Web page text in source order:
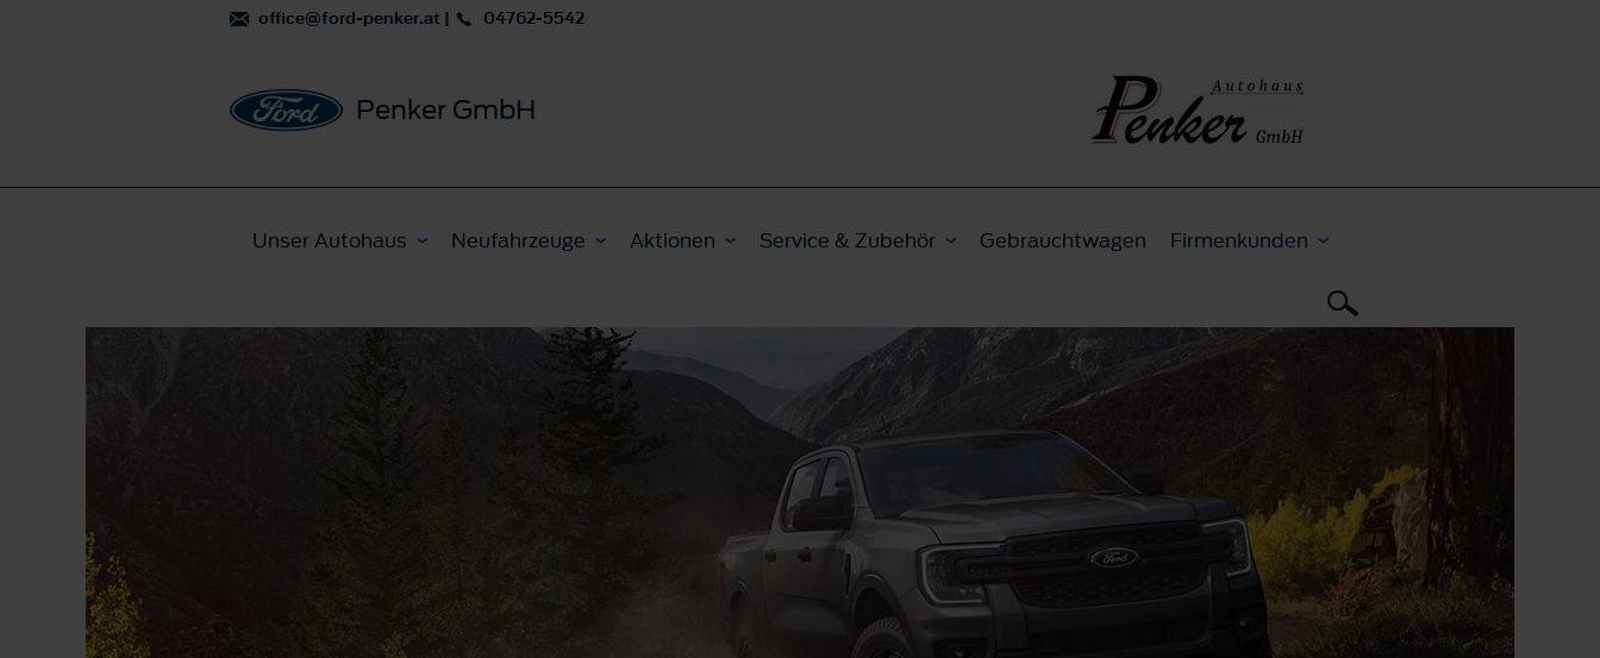
office@ford-penker.at | 04762-5542
Penker GmbH
Unser Autohaus Neufahrzeuge Aktionen Service & Zubehör Gebrauchtwagen Firmenkunden